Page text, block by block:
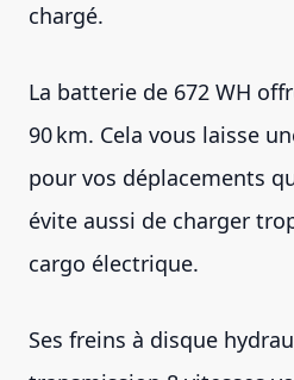
chargé.
La batterie de 672 WH
90 km. Cela vous laisse
pour vos déplacements
évite aussi de charger
cargo électrique.
Ses freins à disque